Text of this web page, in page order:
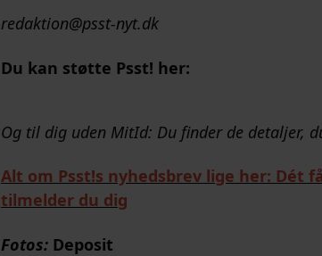
redaktion@psst-nyt.dk
Du kan støtte Psst! her:
Og til dig uden MitId: Du finder de detaljer,
Alt om Psst!s nyhedsbrev lige her: Dét
tilmelder du dig
Fotos: Deposit